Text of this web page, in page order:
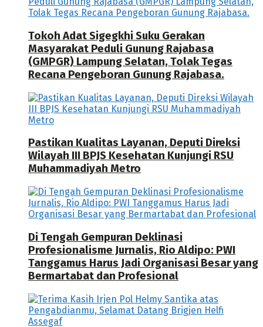
Tokoh Adat Sigegkhi Suku Gerakan
Masyarakat Peduli Gunung Rajabasa
(GMPGR) Lampung Selatan, Tolak Tegas
Recana Pengeboran Gunung Rajabasa.
Pastikan Kualitas Layanan, Deputi Direksi
Wilayah III BPJS Kesehatan Kunjungi RSU
Muhammadiyah Metro
Di Tengah Gempuran Deklinasi
Profesionalisme Jurnalis, Rio Aldipo: PWI
Tanggamus Harus Jadi Organisasi Besar yang
Bermartabat dan Profesional